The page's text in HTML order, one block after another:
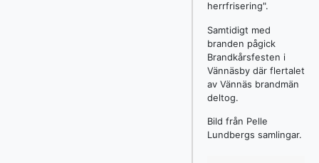
herrfrisering".
Samtidigt med
branden pågick
Brandkårsfesten i
Vännäsby där flertalet
av Vännäs brandmän
deltog.
Bild från Pelle
Lundbergs samlingar.